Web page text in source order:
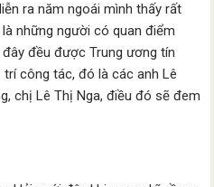
ra năm ngoái mình thấy rất
những người có quan điểm
đều được Trung ương tín
công tác, đó là các anh Lê
chị Lê Thị Nga, điều đó sẽ đem